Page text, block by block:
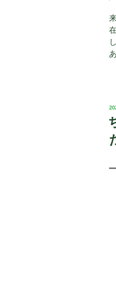
投
日: